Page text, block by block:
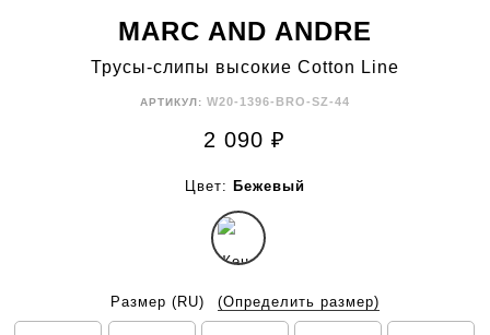
MARC AND ANDRE
Трусы-слипы высокие Cotton Line
АРТИКУЛ: W20-1396-BRO-SZ-44
2 090 ₽
Цвет: Бежевый
Размер (RU) (Определить размер)